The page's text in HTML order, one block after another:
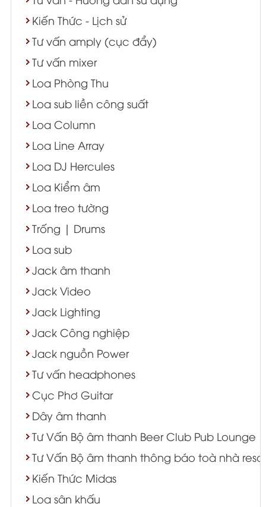
Kiến Thức - Lịch sử
Tư vấn amply (cục đẩy)
Tư vấn mixer
Loa Phòng Thu
Loa sub liền công suất
Loa Column
Loa Line Array
Loa DJ Hercules
Loa Kiểm âm
Loa treo tường
Trống | Drums
Loa sub
Jack âm thanh
Jack Video
Jack Lighting
Jack Công nghiệp
Jack nguồn Power
Tư vấn headphones
Cục Phơ Guitar
Dây âm thanh
Tư Vấn Bộ âm thanh Beer Club Pub Lounge
Tư Vấn Bộ âm thanh thông báo toà nhà
Kiến Thức Midas
Loa sân khấu